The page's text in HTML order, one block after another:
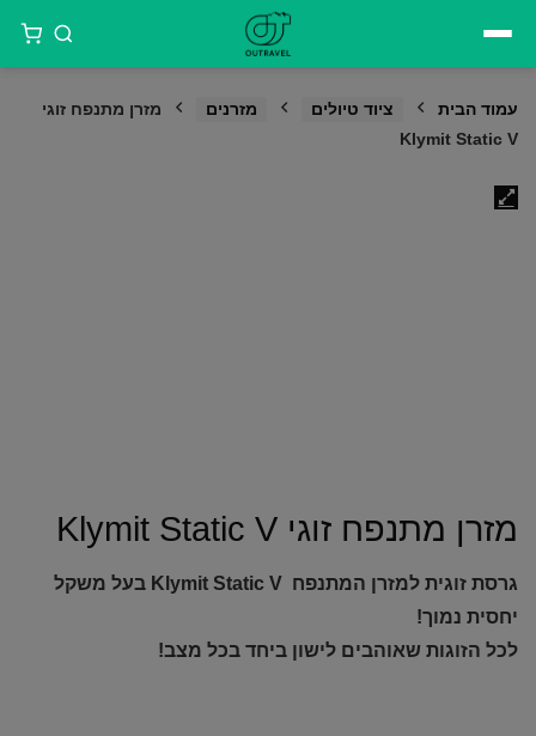
עמוד הבית ציוד טיולים מזרנים
מזרן מתנפח זוגי
Klymit Static V
מזרן מתנפח זוגי Klymit Static V
גרסת זוגית למזרן המתנפח Klymit Static V בעל משקל
יחסית נמוך!
לכל הזוגות שאוהבים לישון ביחד בכל מצב!